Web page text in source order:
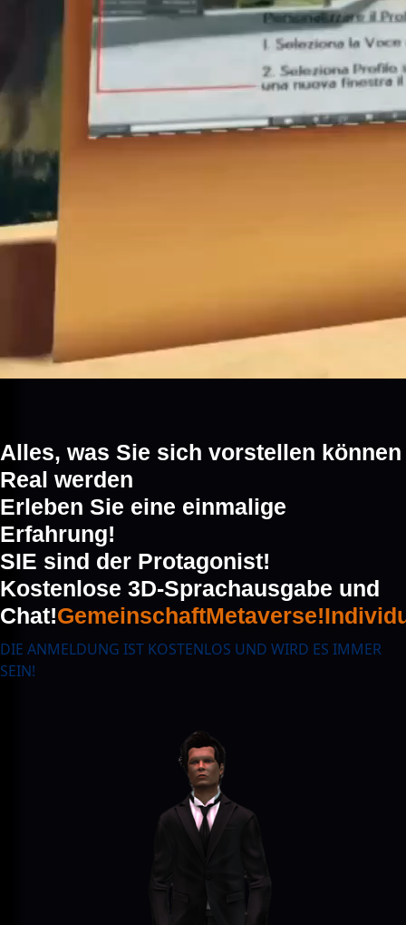
Alles, was Sie sich vorstellen können
Real werden
Erleben Sie eine einmalige
Erfahrung!
SIE sind der Protagonist!
Kostenlose 3D-Sprachausgabe und
Chat!GemeinschaftMetaverse!
DIE ANMELDUNG IST KOSTENLOS UND WIRD ES IMMER
SEIN!